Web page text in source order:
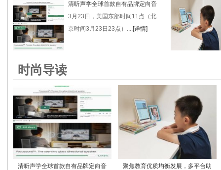
清听声学全球首款自有品牌定向音
3月23日，美国东部时间11点（北
京时间3月23日23点）....[详情]
时尚导读
清听声学全球首款自有品牌定向音 聚焦教育优质均衡发展，多平台助